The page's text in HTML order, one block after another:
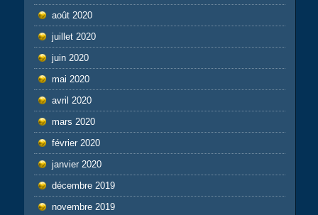
août 2020
juillet 2020
juin 2020
mai 2020
avril 2020
mars 2020
février 2020
janvier 2020
décembre 2019
novembre 2019